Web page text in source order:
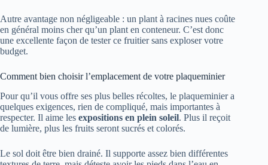
Autre avantage non négligeable : un plant à racines nues coûte
en général moins cher qu’un plant en conteneur. C’est donc
une excellente façon de tester ce fruitier sans exploser votre
budget.
Comment bien choisir l’emplacement de votre plaqueminier
Pour qu’il vous offre ses plus belles récoltes, le plaqueminier a
quelques exigences, rien de compliqué, mais importantes à
respecter. Il aime les expositions en plein soleil. Plus il reçoit
de lumière, plus les fruits seront sucrés et colorés.
Le sol doit être bien drainé. Il supporte assez bien différentes